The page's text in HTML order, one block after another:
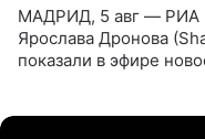
МАДРИД, 5 авг — РИА
Ярослава Дронова
показали в эфире